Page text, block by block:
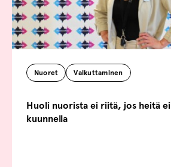
Nuoret Vaikuttaminen
Huoli nuorista ei riitä, jos heitä ei
kuunnella